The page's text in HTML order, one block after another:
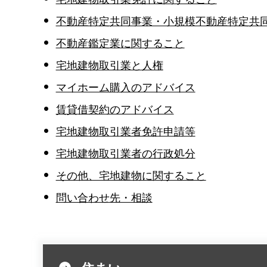
不動産特定共同事業・小規模不動産特定共
不動産鑑定業に関すること
宅地建物取引業と人権
マイホーム購入のアドバイス
賃貸借契約のアドバイス
宅地建物取引業者免許申請等
宅地建物取引業者の行政処分
その他、宅地建物に関すること
問い合わせ先・相談